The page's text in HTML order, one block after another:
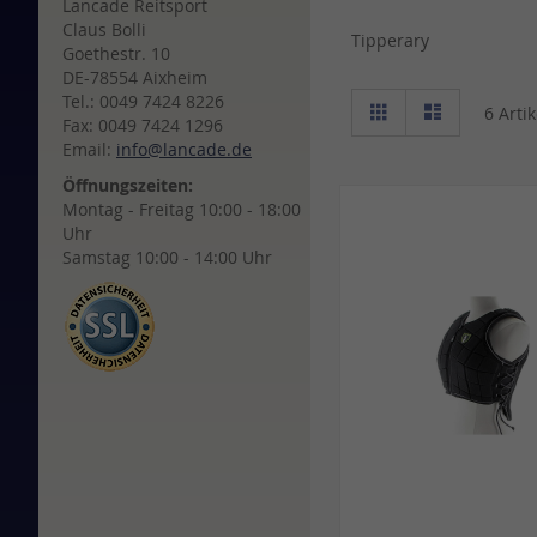
Tipperary
Ansicht
als
Raster 6
Lancade Reitsport
Claus Bolli
Goethestr. 10
DE-78554 Aixheim
Tel.: 0049 7424 8226
Fax: 0049 7424 1296
Email: info@lancade.de
Öffnungszeiten:
Montag - Freitag 10:00 - 18:00
Uhr
Samstag 10:00 - 14:00 Uhr